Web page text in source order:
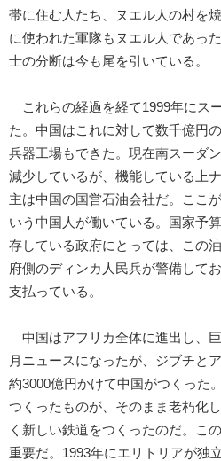
帯に住む人たち、ヌエル人の村を
に使われた軍隊もヌエル人であっ
士の分断は今も尾を引いている。
これらの経過を経て1999年にス
た。中国はこれに対して数千億円
兵器工場もできた。現在南スーダ
減少しているが、機能している上
主は中国の国営石油会社だ。ここ
いう中国人が働いている。国家予
存している政府にとっては、この
府側のディンカ人民兵が警備して
支払っている。
中国はアフリカ全体に進出し、
月ニュースになったが、ジブチと
約3000億円かけて中国がつくった
つくったものが、そのまま老朽化
く新しい鉄道をつくったのだ。こ
重要だ。1993年にエリトリアが独